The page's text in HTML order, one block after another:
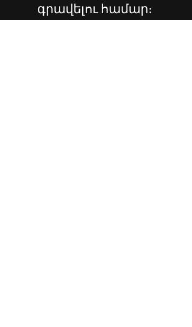
գրավելու համար։